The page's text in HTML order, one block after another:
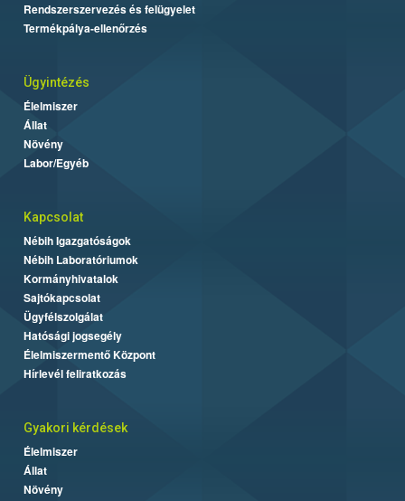
Rendszerszervezés és felügyelet
Termékpálya-ellenőrzés
Ügyintézés
Élelmiszer
Állat
Növény
Labor/Egyéb
Kapcsolat
Nébih Igazgatóságok
Nébih Laboratóriumok
Kormányhivatalok
Sajtókapcsolat
Ügyfélszolgálat
Hatósági jogsegély
Élelmiszermentő Központ
Hírlevél feliratkozás
Gyakori kérdések
Élelmiszer
Állat
Növény